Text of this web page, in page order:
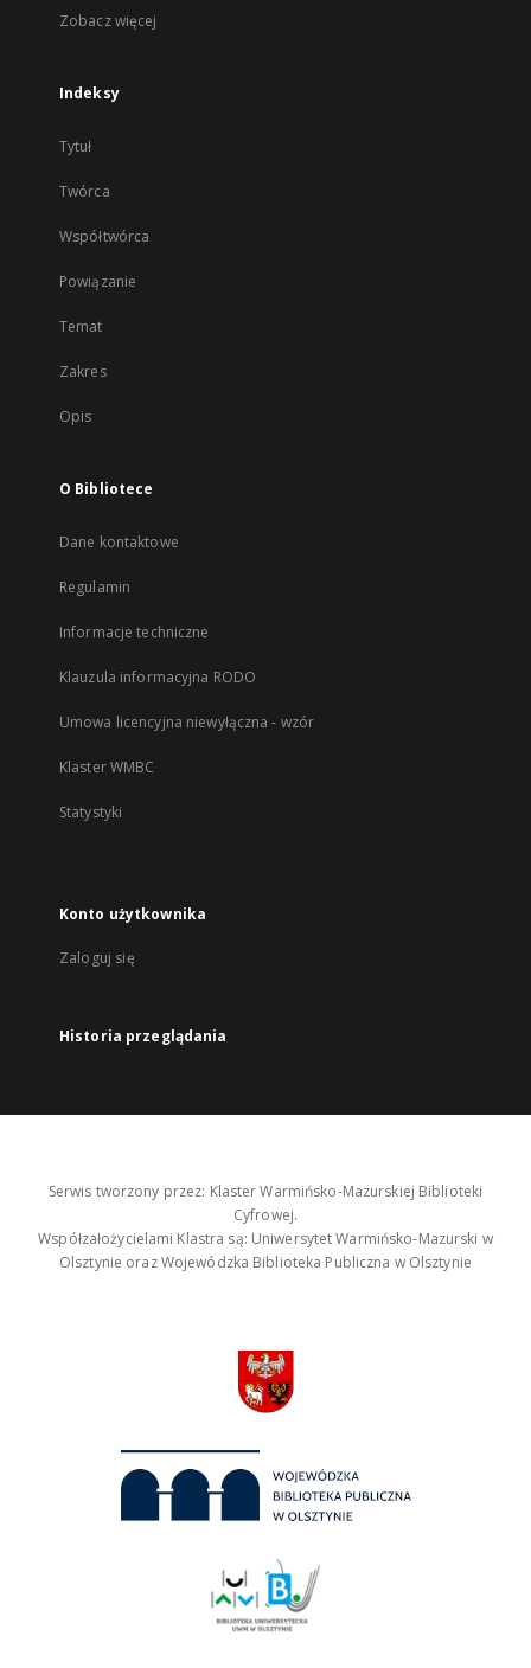
Zobacz więcej
Indeksy
Tytuł
Twórca
Współtwórca
Powiązanie
Temat
Zakres
Opis
O Bibliotece
Dane kontaktowe
Regulamin
Informacje techniczne
Klauzula informacyjna RODO
Umowa licencyjna niewyłączna - wzór
Klaster WMBC
Statystyki
Konto użytkownika
Zaloguj się
Historia przeglądania
Serwis tworzony przez: Klaster Warmińsko-Mazurskiej Biblioteki
Cyfrowej.
Współzałożycielami Klastra są: Uniwersytet Warmińsko-Mazurski w
Olsztynie oraz Wojewódzka Biblioteka Publiczna w Olsztynie